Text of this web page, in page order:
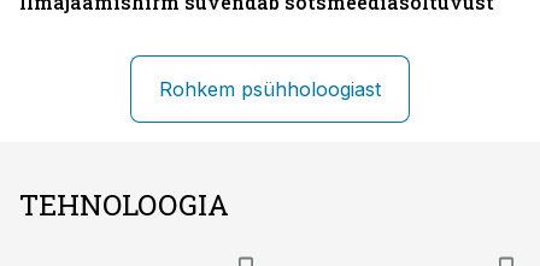
Rohkem psühholoogiast
TEHNOLOOGIA